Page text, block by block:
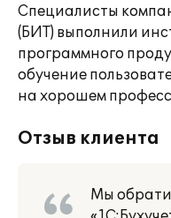
Специалисты
(БИТ) выполнили
программного
обучение
на хорошем
Отзыв клиента
Мы